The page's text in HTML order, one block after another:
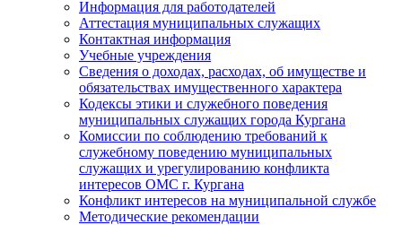
Информация для работодателей
Аттестация муниципальных служащих
Контактная информация
Учебные учреждения
Сведения о доходах, расходах, об имуществе и
обязательствах имущественного характера
Кодексы этики и служебного поведения
муниципальных служащих города Кургана
Комиссии по соблюдению требований к
служебному поведению муниципальных
служащих и урегулированию конфликта
интересов ОМС г. Кургана
Конфликт интересов на муниципальной службе
Методические рекомендации